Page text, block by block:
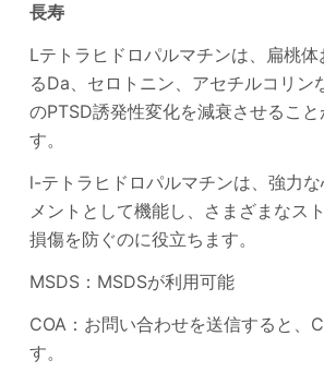
長寿
Lテトラヒドロパルマチンは、扁桃
るDa、セロトニン、アセチルコリン
のPTSD誘発性変化を減衰させること
す。
l-テトラヒドロパルマチンは、強力な
メントとして機能し、さまざまなス
損傷を防ぐのに役立ちます。
MSDS：MSDSが利用可能
COA：お問い合わせを送信すると、
す。